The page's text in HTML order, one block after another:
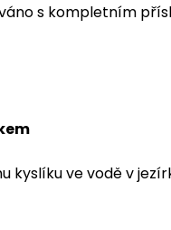
s kompletním
kyslíku ve vodě v